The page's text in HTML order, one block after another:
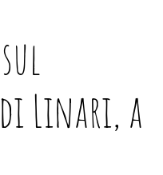
Linari, a